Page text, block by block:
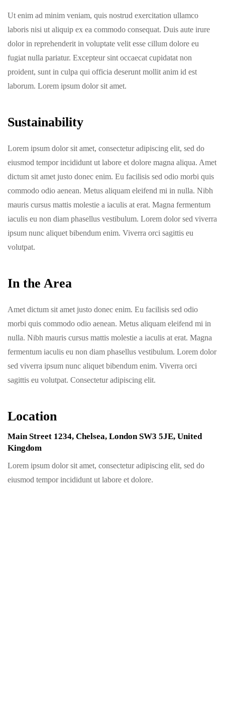
Ut enim ad minim veniam, quis nostrud exercitation ullamco
laboris nisi ut aliquip ex ea commodo consequat. Duis aute irure
dolor in reprehenderit in voluptate velit esse cillum dolore eu
fugiat nulla pariatur. Excepteur sint occaecat cupidatat non
proident, sunt in culpa qui officia deserunt mollit anim id est
laborum. Lorem ipsum dolor sit amet.
Sustainability
Lorem ipsum dolor sit amet, consectetur adipiscing elit, sed do
eiusmod tempor incididunt ut labore et dolore magna aliqua. Amet
dictum sit amet justo donec enim. Eu facilisis sed odio morbi quis
commodo odio aenean. Metus aliquam eleifend mi in nulla. Nibh
mauris cursus mattis molestie a iaculis at erat. Magna fermentum
iaculis eu non diam phasellus vestibulum. Lorem dolor sed viverra
ipsum nunc aliquet bibendum enim. Viverra orci sagittis eu
volutpat.
In the Area
Amet dictum sit amet justo donec enim. Eu facilisis sed odio
morbi quis commodo odio aenean. Metus aliquam eleifend mi in
nulla. Nibh mauris cursus mattis molestie a iaculis at erat. Magna
fermentum iaculis eu non diam phasellus vestibulum. Lorem dolor
sed viverra ipsum nunc aliquet bibendum enim. Viverra orci
sagittis eu volutpat. Consectetur adipiscing elit.
Location
Main Street 1234, Chelsea, London SW3 5JE, United
Kingdom
Lorem ipsum dolor sit amet, consectetur adipiscing elit, sed do
eiusmod tempor incididunt ut labore et dolore.